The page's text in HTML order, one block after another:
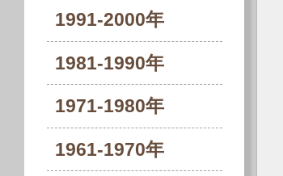
1991-2000年
1981-1990年
1971-1980年
1961-1970年